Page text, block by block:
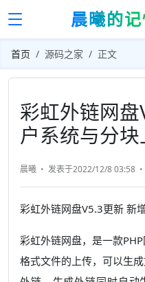
晨曦的
首页 源码之家 正文
彩虹外链网
户系统与分块
晨曦 发表于2022/12/8 03:58
彩虹外链网盘V5.3更新 新
彩虹外链网盘，是一款
格式文件的上传，可以生